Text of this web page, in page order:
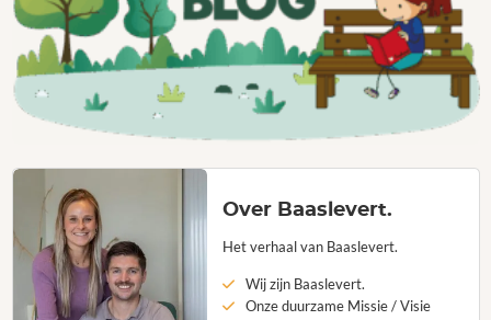
Over Baaslevert.
Het verhaal van Baaslevert.
Wij zijn Baaslevert.
Onze duurzame Missie / Visie